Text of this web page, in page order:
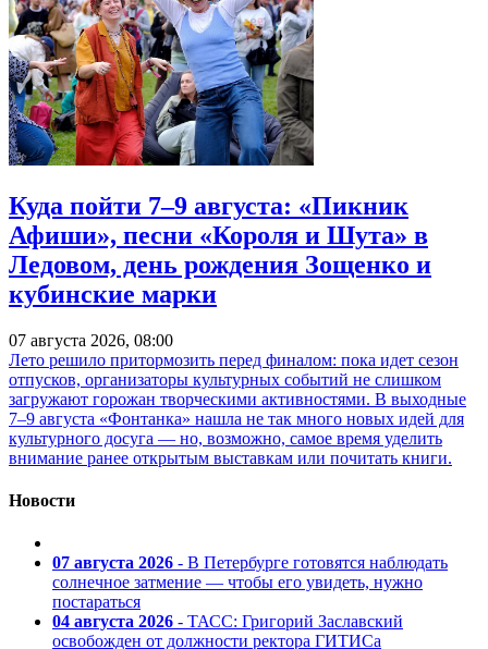
Куда пойти 7–9 августа: «Пикник
Афиши», песни «Короля и Шута» в
Ледовом, день рождения Зощенко и
кубинские марки
07 августа 2026, 08:00
Лето решило притормозить перед финалом: пока идет сезон
отпусков, организаторы культурных событий не слишком
загружают горожан творческими активностями. В выходные
7–9 августа «Фонтанка» нашла не так много новых идей для
культурного досуга — но, возможно, самое время уделить
внимание ранее открытым выставкам или почитать книги.
Новости
07 августа 2026 - В Петербурге готовятся наблюдать
солнечное затмение — чтобы его увидеть, нужно
постараться
04 августа 2026 - ТАСС: Григорий Заславский
освобожден от должности ректора ГИТИСа